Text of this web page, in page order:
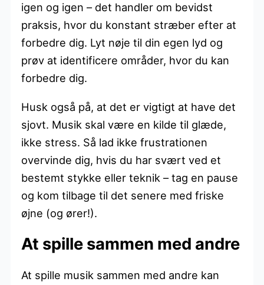
igen og igen – det handler om bevidst
praksis, hvor du konstant stræber efter at
forbedre dig. Lyt nøje til din egen lyd og
prøv at identificere områder, hvor du kan
forbedre dig.
Husk også på, at det er vigtigt at have det
sjovt. Musik skal være en kilde til glæde,
ikke stress. Så lad ikke frustrationen
overvinde dig, hvis du har svært ved et
bestemt stykke eller teknik – tag en pause
og kom tilbage til det senere med friske
øjne (og ører!).
At spille sammen med andre
At spille musik sammen med andre kan